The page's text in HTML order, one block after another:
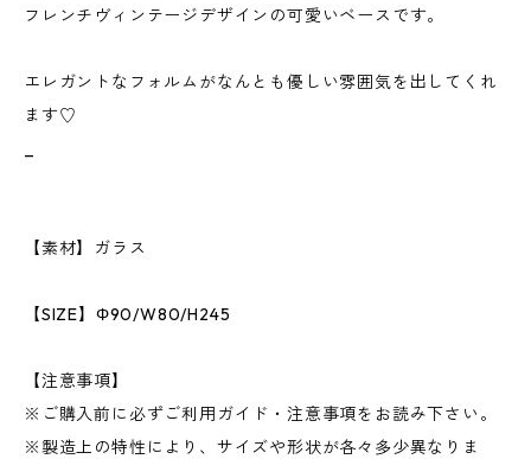
フレンチヴィンテージデザインの可愛いベースです。
エレガントなフォルムがなんとも優しい雰囲気を出してくれ
ます♡
【素材】ガラス
【SIZE】Φ90/W80/H245
【注意事項】
※ご購入前に必ずご利用ガイド・注意事項をお読み下さい。
※製造上の特性により、サイズや形状が各々多少異なりま